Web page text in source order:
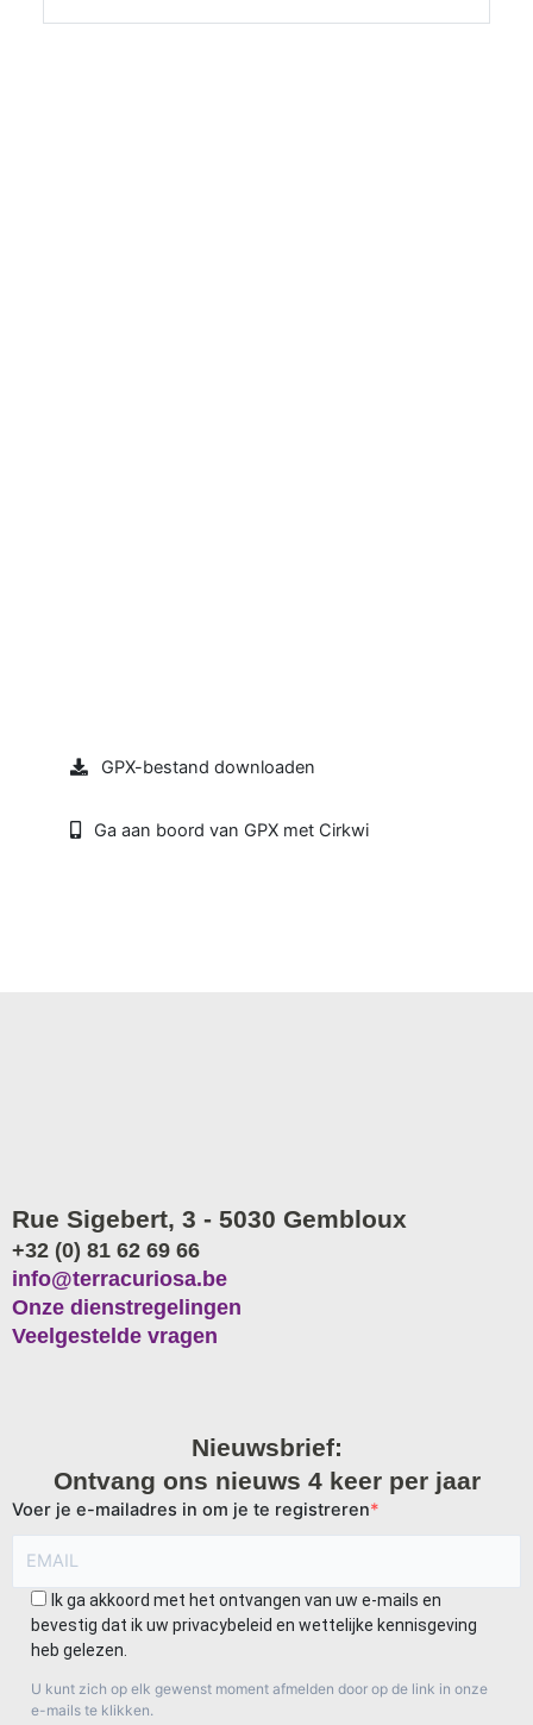
GPX-bestand downloaden
Ga aan boord van GPX met Cirkwi
Rue Sigebert, 3 - 5030 Gembloux
+32 (0) 81 62 69 66
info@terracuriosa.be
Onze dienstregelingen
Veelgestelde vragen
Nieuwsbrief:
Ontvang ons nieuws 4 keer per jaar
Voer je e-mailadres in om je te registreren
Ik ga akkoord met het ontvangen van uw e-mails en
bevestig dat ik uw privacybeleid en wettelijke kennisgeving
heb gelezen.
U kunt zich op elk gewenst moment afmelden door op de link in onze
e-mails te klikken.